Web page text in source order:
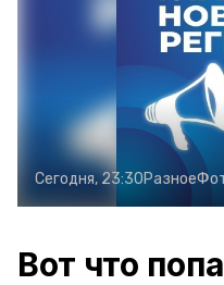
Сегодня, 23:30Разное
Вот что